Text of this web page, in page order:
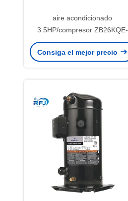
aire acondicionado
3.5HP/compresor ZB26KQE-
PFJ-558 de del sitio fresco
Consiga el mejor precio